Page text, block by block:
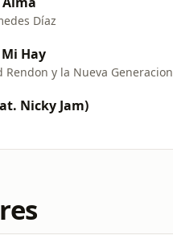
Díaz
Hay
Rendon y la Nueva Generacion
Nicky Jam)